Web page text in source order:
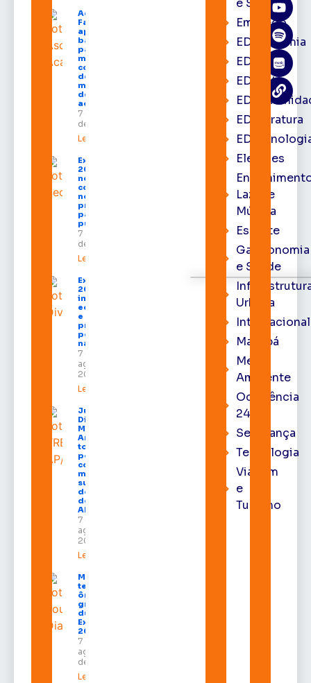
Acácio
Favacho
apresenta
balanço
parcial do
mandato
com mais
de R$ 668
milhões
destinados
ao Amapá
7 de agosto
de 2026
Leia mais »
Expofeira
2026 começa
neste sábado
com shows,
negócios e
programação
para todos os
públicos
7 de agosto
de 2026
Leia mais »
Expofeira
2026
impulsiona
economia
e aumenta
procura
por hotéis
na capital
7 de
agosto de
2026
Leia mais »
Juiz
Diego
Moura de
Araújo
toma
posse
como
membro
substituto
do Pleno
do TRE-
AP
7 de
agosto de
2026
Leia mais »
Macapá
terá
ônibus
gratuitos
durante a
Expofeira
2026
7 de
agosto
de 2026
Leia mais
e Saúde
Emprego
EDacademia
EDbrasília
EDcast
EDliteratura
Eleições
Lazer e
Música
Esporte
Gastronomia
e Saúde
Urbana
Internacional
Macapá
Meio
Ambiente
Ocorrência
24h
Segurança
Tecnologia
Viagem
e
Turismo